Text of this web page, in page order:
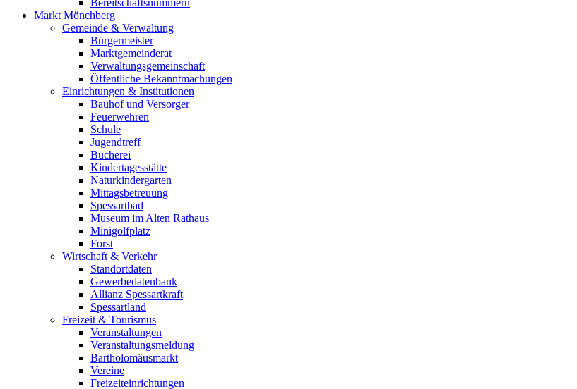
Bereitschaftsnummern
Markt Mönchberg
Gemeinde & Verwaltung
Bürgermeister
Marktgemeinderat
Verwaltungsgemeinschaft
Öffentliche Bekanntmachungen
Einrichtungen & Institutionen
Bauhof und Versorger
Feuerwehren
Schule
Jugendtreff
Bücherei
Kindertagesstätte
Naturkindergarten
Mittagsbetreuung
Spessartbad
Museum im Alten Rathaus
Minigolfplatz
Forst
Wirtschaft & Verkehr
Standortdaten
Gewerbedatenbank
Allianz Spessartkraft
Spessartland
Freizeit & Tourismus
Veranstaltungen
Veranstaltungsmeldung
Bartholomäusmarkt
Vereine
Freizeiteinrichtungen